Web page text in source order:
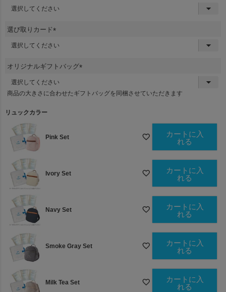
(
必
)
選び取りカード
オリジナルギフトバッグ
須
商品の大きさに合わせたギフトバッグを同梱させていただきます
リュックカラー
Pink Set
カートに入
れる
Ivory Set
カートに入
れる
Navy Set
カートに入
れる
Smoke Gray Set
カートに入
れる
Milk Tea Set
カートに入
れる